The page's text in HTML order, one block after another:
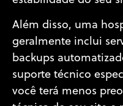
Além disso, uma
geralmente inclui
backups
suporte técnico
você terá menos